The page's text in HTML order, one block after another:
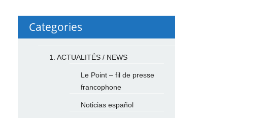
Categories
1. ACTUALITÉS / NEWS
Le Point – fil de presse
francophone
Noticias español